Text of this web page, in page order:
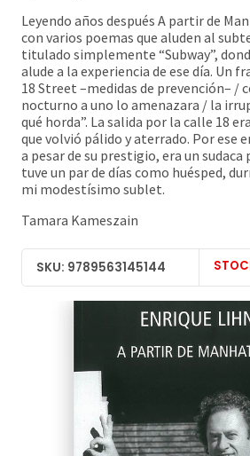
Leyendo años después A partir de
con varios poemas que aluden al
titulado simplemente “Subway”,
alude a la experiencia de ese día. Un
18 Street –medidas de prevención– /
nocturno a uno lo amenazara / la
qué horda”. La salida por la calle 18
que volvió pálido y aterrado. Por ese
a pesar de su prestigio, era un
tuve un par de días como huésped,
mi modestísimo sublet.
Tamara Kameszain
SKU: 9789563145144